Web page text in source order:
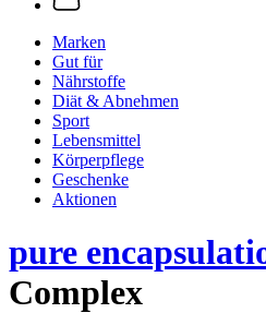
Marken
Gut für
Nährstoffe
Diät & Abnehmen
Sport
Lebensmittel
Körperpflege
Geschenke
Aktionen
pure
Complex